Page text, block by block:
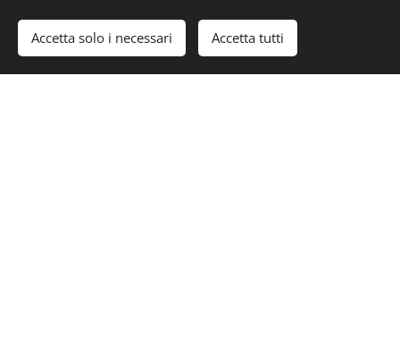
PAGINA FACEBOOK
Accetta solo i necessari Accetta tutti